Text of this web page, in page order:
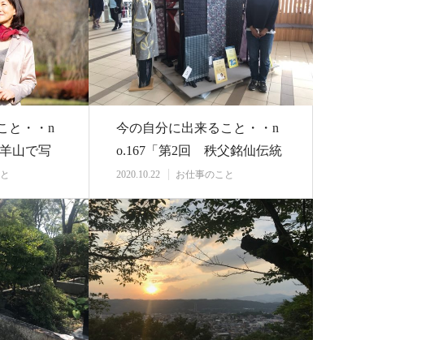
と・・n
山で写
今の自分に出来ること・・n
o.167「第2回 秩父銘仙伝統
工芸士作品…
2020.10.22 お仕事のこと